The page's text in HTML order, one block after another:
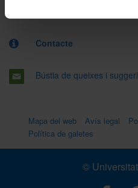
Contacte
Bústia de queixes i
Mapa del web Avís legal
Política de galetes
©